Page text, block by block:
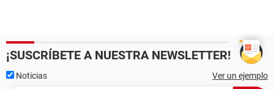
¡SUSCRÍBETE A NUESTRA NEWSLETTER!
Noticias Ver un ejemplo